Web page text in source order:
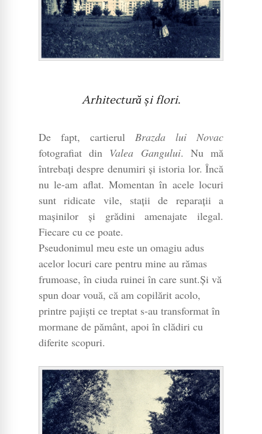
Arhitectură și flori.
De fapt, cartierulBrazda lui Novac
fotografiat din Valea Gangului. Nu mă
întrebați despre denumiri și istoria lor. Încă
nu le-am aflat. Momentan în acele locuri
sunt ridicate vile, stații de reparații a
mașinilor și grădini amenajate ilegal.
Fiecare cu ce poate.
Pseudonimul meu este un omagiu adus
acelor locuri care pentru mine au rămas
frumoase, în ciuda ruinei în care sunt.Și vă
spun doar vouă, că am copilărit acolo,
printre pajiști ce treptat s-au transformat în
mormane de pământ, apoi în clădiri cu
diferite scopuri.